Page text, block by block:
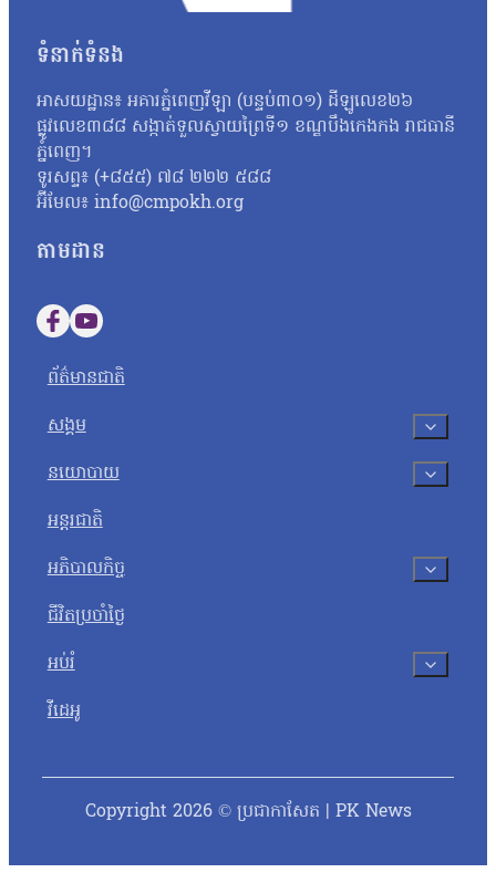
បច្ចេកវិទ្យា(Online Scams) រហូតឈានដល់ការចាប់បញ្ជូនប្រធ
ទទូចជាបន្តបន្ទាប់ ឱ្យអាជ្ញាធរកម្ពុជាចាត់វិធានការចំពោះឧក្រឹដ្ឋកម្មឆប
ទំនាក់ទំនង
អាសយដ្ឋាន៖ អគារភ្នំពេញវីឡា (បន្ទប់៣០១) ដីឡូលេខ២៦
ផ្លូវលេខ៣៨៨ សង្កាត់ទួលស្វាយព្រៃទី១ ខណ្ឌបឹងកេងកង រាជធានី
ភ្នំពេញ។
ទូរសព្ទ៖ (+៨៥៥) ៧៨ ២២២ ៥៨៨
អ៊ីមែល៖ info@cmpokh.org
តាមដាន
Follow us on Facebook
Follow us on YouTube
ព័ត៌មានជាតិ
សង្គម
នយោបាយ
អន្តរជាតិ
អភិបាលកិច្ច
ជីវិតប្រចាំថ្ងៃ
អប់រំ
វីដេអូ
Copyright 2026 © ប្រជាកាសែត | PK News